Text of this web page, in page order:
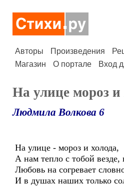
Авторы Произведения
Магазин
О портале Вход
На улице мороз и
Людмила Волкова 6
На улице - мороз и холода,
А нам тепло с тобой везде,
Любовь на согревает
И в душах наших только